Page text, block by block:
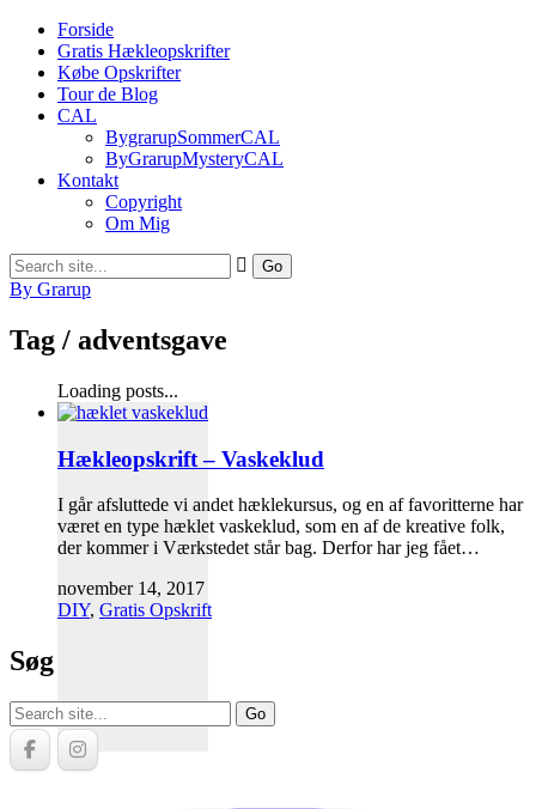
Forside
Gratis Hækleopskrifter
Købe Opskrifter
Tour de Blog
CAL
BygrarupSommerCAL
ByGrarupMysteryCAL
Kontakt
Copyright
Om Mig
By Grarup
Tag / adventsgave
Loading posts...
Hækleopskrift – Vaskeklud
I går afsluttede vi andet hæklekursus, og en af favoritterne har
været en type hæklet vaskeklud, som en af de kreative folk,
der kommer i Værkstedet står bag. Derfor har jeg fået…
november 14, 2017
DIY, Gratis Opskrift
Søg
Search
for: